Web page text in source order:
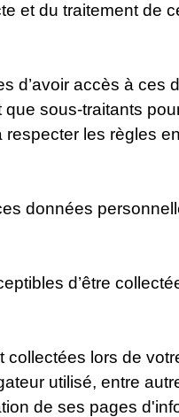
et du traitement de
d’avoir accès à
sous-traitants
les règles
données
d’être
lors de
utilisé, entre
de ses pages